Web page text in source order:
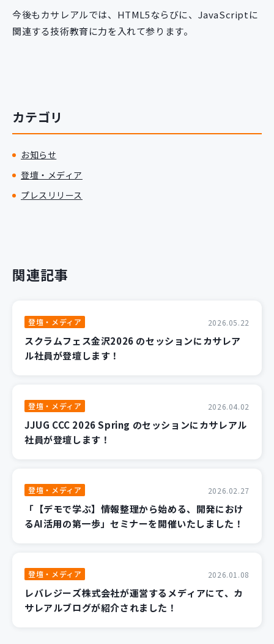
今後もカサレアルでは、HTML5ならびに、JavaScriptに
関連する技術教育に力を入れて参ります。
カテゴリ
お知らせ
登壇・メディア
プレスリリース
関連記事
登壇・メディア 2026.05.22
スクラムフェス金沢2026 のセッションにカサレア
ル社員が登壇します！
登壇・メディア 2026.04.02
JJUG CCC 2026 Spring のセッションにカサレアル
社員が登壇します！
登壇・メディア 2026.02.27
「【デモで学ぶ】情報整理から始める、開発におけ
るAI活用の第一歩」セミナーを開催いたしました！
登壇・メディア 2026.01.08
レバレジーズ株式会社が運営するメディアにて、カ
サレアルブログが紹介されました！